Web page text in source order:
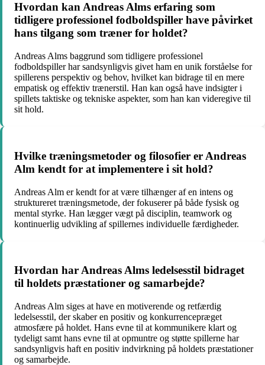
Hvordan kan Andreas Alms erfaring som
tidligere professionel fodboldspiller have påvirket
hans tilgang som træner for holdet?
Andreas Alms baggrund som tidligere professionel
fodboldspiller har sandsynligvis givet ham en unik forståelse for
spillerens perspektiv og behov, hvilket kan bidrage til en mere
empatisk og effektiv trænerstil. Han kan også have indsigter i
spillets taktiske og tekniske aspekter, som han kan videregive til
sit hold.
Hvilke træningsmetoder og filosofier er Andreas
Alm kendt for at implementere i sit hold?
Andreas Alm er kendt for at være tilhænger af en intens og
struktureret træningsmetode, der fokuserer på både fysisk og
mental styrke. Han lægger vægt på disciplin, teamwork og
kontinuerlig udvikling af spillernes individuelle færdigheder.
Hvordan har Andreas Alms ledelsesstil bidraget
til holdets præstationer og samarbejde?
Andreas Alm siges at have en motiverende og retfærdig
ledelsesstil, der skaber en positiv og konkurrencepræget
atmosfære på holdet. Hans evne til at kommunikere klart og
tydeligt samt hans evne til at opmuntre og støtte spillerne har
sandsynligvis haft en positiv indvirkning på holdets præstationer
og samarbejde.